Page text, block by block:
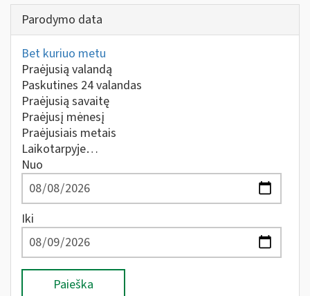
Parodymo data
Bet kuriuo metu
Praėjusią valandą
Paskutines 24 valandas
Praėjusią savaitę
Praėjusį mėnesį
Praėjusiais metais
Laikotarpyje…
Nuo
Iki
Paieška